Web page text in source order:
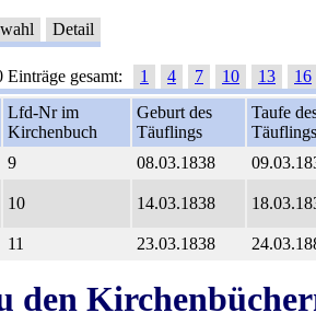
Detail
Einträge gesamt: 1 4 7 10 13
16
Lfd-Nr im
Kirchenbuch
Geburt des
Täuflings
Taufe
Täuflings
9 08.03.1838
10 14.03.1838
11 23.03.1838
den